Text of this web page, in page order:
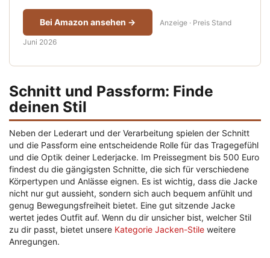
Bei Amazon ansehen → Anzeige · Preis Stand
Juni 2026
Schnitt und Passform: Finde
deinen Stil
Neben der Lederart und der Verarbeitung spielen der Schnitt
und die Passform eine entscheidende Rolle für das Tragegefühl
und die Optik deiner Lederjacke. Im Preissegment bis 500 Euro
findest du die gängigsten Schnitte, die sich für verschiedene
Körpertypen und Anlässe eignen. Es ist wichtig, dass die Jacke
nicht nur gut aussieht, sondern sich auch bequem anfühlt und
genug Bewegungsfreiheit bietet. Eine gut sitzende Jacke
wertet jedes Outfit auf. Wenn du dir unsicher bist, welcher Stil
zu dir passt, bietet unsere Kategorie Jacken-Stile weitere
Anregungen.